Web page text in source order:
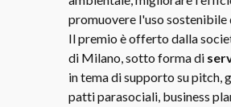
promuovere l'uso sostenibile
Il premio è offerto dalla
di Milano, sotto forma di
in tema di supporto su pitch,
patti parasociali, business